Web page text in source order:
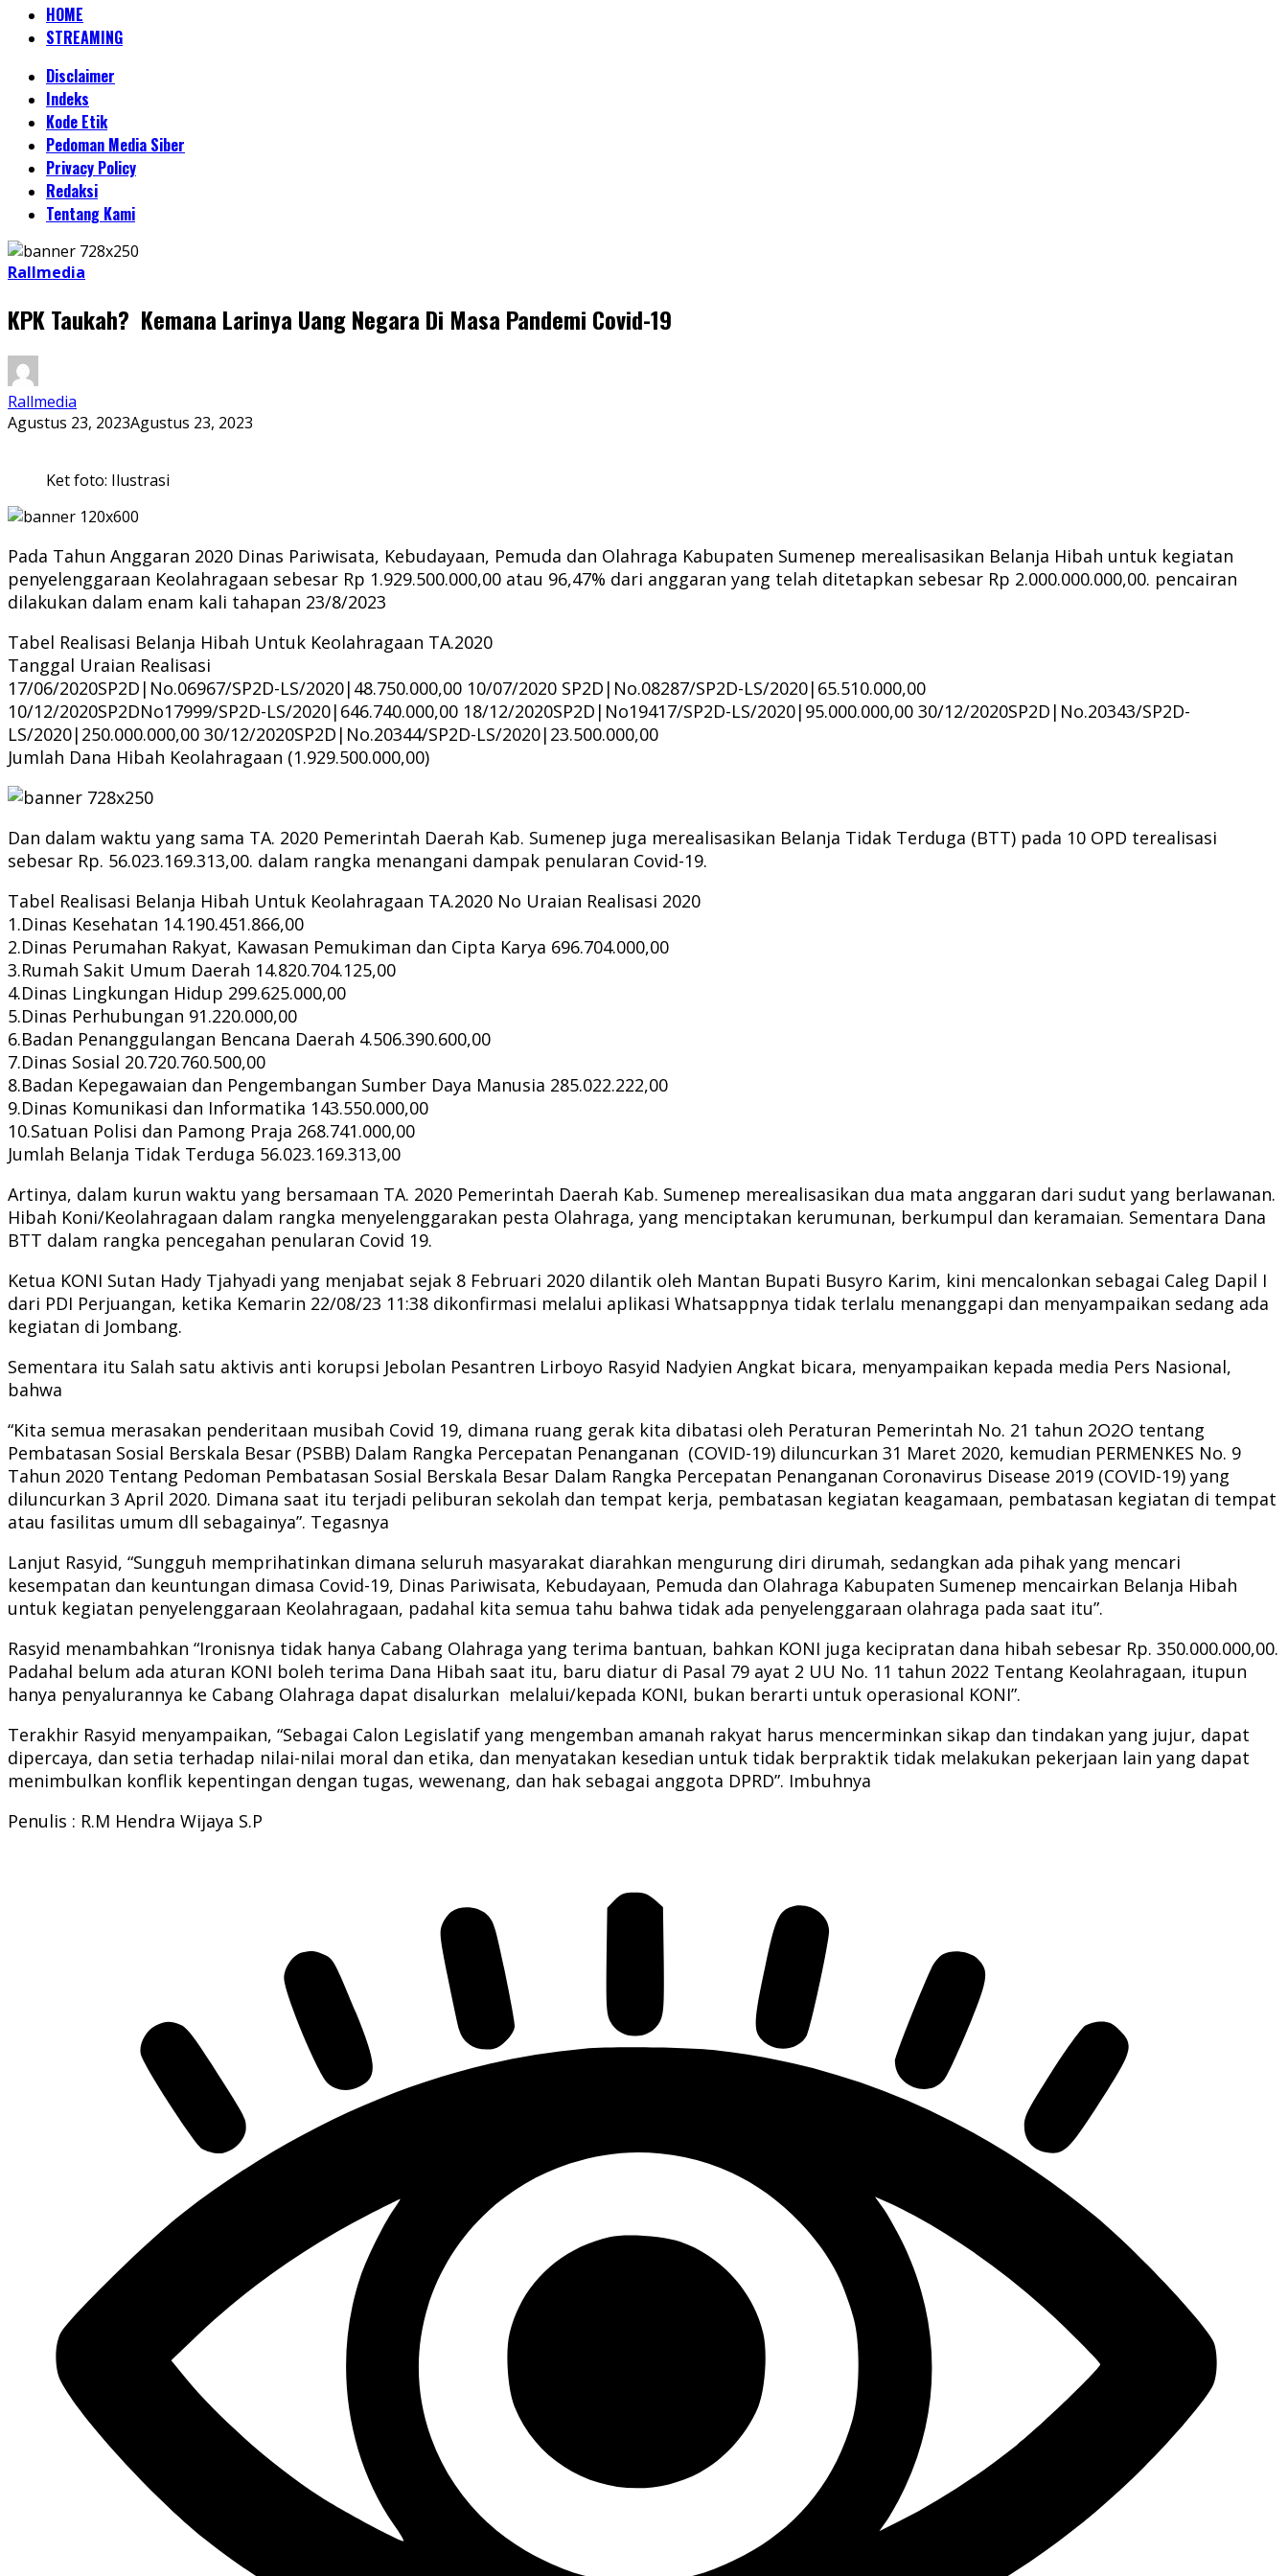
HOME
STREAMING
Disclaimer
Indeks
Kode Etik
Pedoman Media Siber
Privacy Policy
Redaksi
Tentang Kami
Rallmedia
KPK Taukah? Kemana Larinya Uang Negara Di Masa Pandemi Covid-19
Rallmedia
Agustus 23, 2023Agustus 23, 2023
Ket foto: Ilustrasi
Pada Tahun Anggaran 2020 Dinas Pariwisata, Kebudayaan, Pemuda dan Olahraga Kabupaten Sumenep merealisasikan Belanja Hibah untuk kegiatan
penyelenggaraan Keolahragaan sebesar Rp 1.929.500.000,00 atau 96,47% dari anggaran yang telah ditetapkan sebesar Rp 2.000.000.000,00. pencairan
dilakukan dalam enam kali tahapan 23/8/2023
Tabel Realisasi Belanja Hibah Untuk Keolahragaan TA.2020
Tanggal Uraian Realisasi
17/06/2020SP2D|No.06967/SP2D-LS/2020|48.750.000,00 10/07/2020 SP2D|No.08287/SP2D-LS/2020|65.510.000,00
10/12/2020SP2DNo17999/SP2D-LS/2020|646.740.000,00 18/12/2020SP2D|No19417/SP2D-LS/2020|95.000.000,00 30/12/2020SP2D|No.20343/SP2D-
LS/2020|250.000.000,00 30/12/2020SP2D|No.20344/SP2D-LS/2020|23.500.000,00
Jumlah Dana Hibah Keolahragaan (1.929.500.000,00)
Dan dalam waktu yang sama TA. 2020 Pemerintah Daerah Kab. Sumenep juga merealisasikan Belanja Tidak Terduga (BTT) pada 10 OPD terealisasi
sebesar Rp. 56.023.169.313,00. dalam rangka menangani dampak penularan Covid-19.
Tabel Realisasi Belanja Hibah Untuk Keolahragaan TA.2020 No Uraian Realisasi 2020
1.Dinas Kesehatan 14.190.451.866,00
2.Dinas Perumahan Rakyat, Kawasan Pemukiman dan Cipta Karya 696.704.000,00
3.Rumah Sakit Umum Daerah 14.820.704.125,00
4.Dinas Lingkungan Hidup 299.625.000,00
5.Dinas Perhubungan 91.220.000,00
6.Badan Penanggulangan Bencana Daerah 4.506.390.600,00
7.Dinas Sosial 20.720.760.500,00
8.Badan Kepegawaian dan Pengembangan Sumber Daya Manusia 285.022.222,00
9.Dinas Komunikasi dan Informatika 143.550.000,00
10.Satuan Polisi dan Pamong Praja 268.741.000,00
Jumlah Belanja Tidak Terduga 56.023.169.313,00
Artinya, dalam kurun waktu yang bersamaan TA. 2020 Pemerintah Daerah Kab. Sumenep merealisasikan dua mata anggaran dari sudut yang berlawanan.
Hibah Koni/Keolahragaan dalam rangka menyelenggarakan pesta Olahraga, yang menciptakan kerumunan, berkumpul dan keramaian. Sementara Dana
BTT dalam rangka pencegahan penularan Covid 19.
Ketua KONI Sutan Hady Tjahyadi yang menjabat sejak 8 Februari 2020 dilantik oleh Mantan Bupati Busyro Karim, kini mencalonkan sebagai Caleg Dapil I
dari PDI Perjuangan, ketika Kemarin 22/08/23 11:38 dikonfirmasi melalui aplikasi Whatsappnya tidak terlalu menanggapi dan menyampaikan sedang ada
kegiatan di Jombang.
Sementara itu Salah satu aktivis anti korupsi Jebolan Pesantren Lirboyo Rasyid Nadyien Angkat bicara, menyampaikan kepada media Pers Nasional,
bahwa
“Kita semua merasakan penderitaan musibah Covid 19, dimana ruang gerak kita dibatasi oleh Peraturan Pemerintah No. 21 tahun 2O2O tentang
Pembatasan Sosial Berskala Besar (PSBB) Dalam Rangka Percepatan Penanganan (COVID-19) diluncurkan 31 Maret 2020, kemudian PERMENKES No. 9
Tahun 2020 Tentang Pedoman Pembatasan Sosial Berskala Besar Dalam Rangka Percepatan Penanganan Coronavirus Disease 2019 (COVID-19) yang
diluncurkan 3 April 2020. Dimana saat itu terjadi peliburan sekolah dan tempat kerja, pembatasan kegiatan keagamaan, pembatasan kegiatan di tempat
atau fasilitas umum dll sebagainya”. Tegasnya
Lanjut Rasyid, “Sungguh memprihatinkan dimana seluruh masyarakat diarahkan mengurung diri dirumah, sedangkan ada pihak yang mencari
kesempatan dan keuntungan dimasa Covid-19, Dinas Pariwisata, Kebudayaan, Pemuda dan Olahraga Kabupaten Sumenep mencairkan Belanja Hibah
untuk kegiatan penyelenggaraan Keolahragaan, padahal kita semua tahu bahwa tidak ada penyelenggaraan olahraga pada saat itu”.
Rasyid menambahkan “Ironisnya tidak hanya Cabang Olahraga yang terima bantuan, bahkan KONI juga kecipratan dana hibah sebesar Rp. 350.000.000,00.
Padahal belum ada aturan KONI boleh terima Dana Hibah saat itu, baru diatur di Pasal 79 ayat 2 UU No. 11 tahun 2022 Tentang Keolahragaan, itupun
hanya penyalurannya ke Cabang Olahraga dapat disalurkan melalui/kepada KONI, bukan berarti untuk operasional KONI”.
Terakhir Rasyid menyampaikan, “Sebagai Calon Legislatif yang mengemban amanah rakyat harus mencerminkan sikap dan tindakan yang jujur, dapat
dipercaya, dan setia terhadap nilai-nilai moral dan etika, dan menyatakan kesedian untuk tidak berpraktik tidak melakukan pekerjaan lain yang dapat
menimbulkan konflik kepentingan dengan tugas, wewenang, dan hak sebagai anggota DPRD”. Imbuhnya
Penulis : R.M Hendra Wijaya S.P